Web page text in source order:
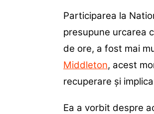
Participarea la
presupune urcarea
de ore, a fost mai
Middleton, acest
recuperare și
Ea a vorbit despre